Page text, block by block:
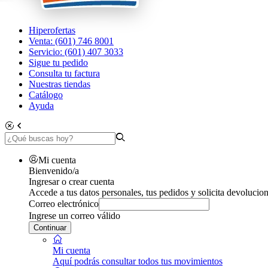
Hiperofertas
Venta: (601) 746 8001
Servicio: (601) 407 3033
Sigue tu pedido
Consulta tu factura
Nuestras tiendas
Catálogo
Ayuda
Mi cuenta
Bienvenido/a
Ingresar o crear cuenta
Accede a tus datos personales, tus pedidos y solicita
Correo electrónico
Ingrese un correo válido
Continuar
Mi cuenta
Aquí podrás consultar todos tus movimientos